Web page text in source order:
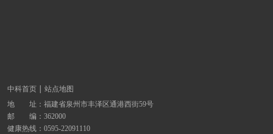
中科首页
站点地图
地 址： 福建省泉州市丰泽区通港西街59号
邮 编：362000
健康热线： 0595-22091110